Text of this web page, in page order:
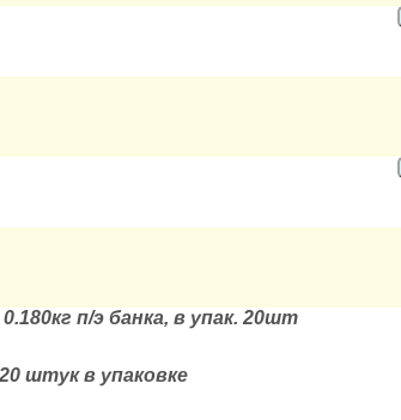
п/э банка, в упак. 20шт
штук в упаковке